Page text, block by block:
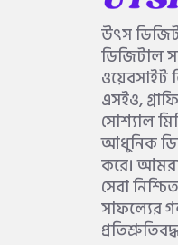
উৎস
ডিজিটাল
ওয়েবসাইট
এসইও,
সোশ্যাল
আধুনিক
করে।
সেবা
সাফল্যের